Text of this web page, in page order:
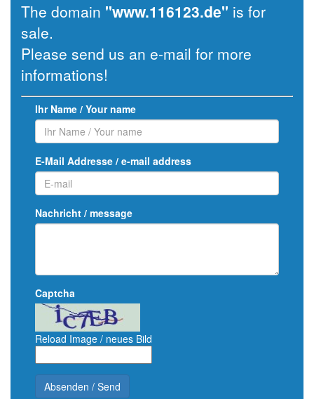
The domain "www.116123.de" is for
sale.
Please send us an e-mail for more
informations!
Ihr Name / Your name
E-Mail Addresse / e-mail address
Nachricht / message
Captcha
Reload Image / neues Bild
Absenden / Send